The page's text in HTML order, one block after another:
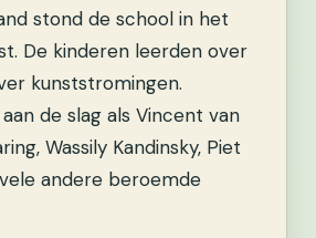
stond de school in het
De kinderen leerden over
kunststromingen.
de slag als Vincent van
Wassily Kandinsky, Piet
andere beroemde